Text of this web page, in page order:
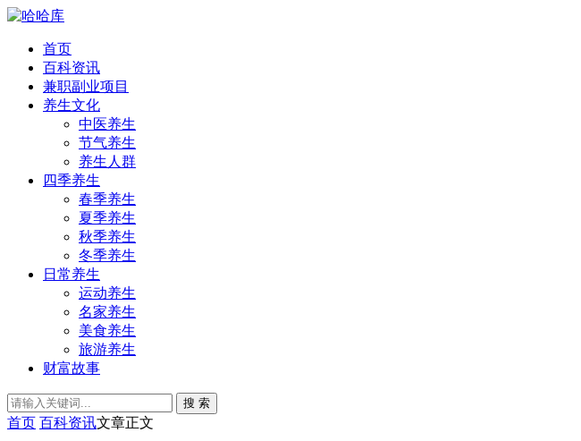
首页
百科资讯
兼职副业项目
养生文化
中医养生
节气养生
养生人群
四季养生
春季养生
夏季养生
秋季养生
冬季养生
日常养生
运动养生
名家养生
美食养生
旅游养生
财富故事
搜 索
首页 百科资讯文章正文